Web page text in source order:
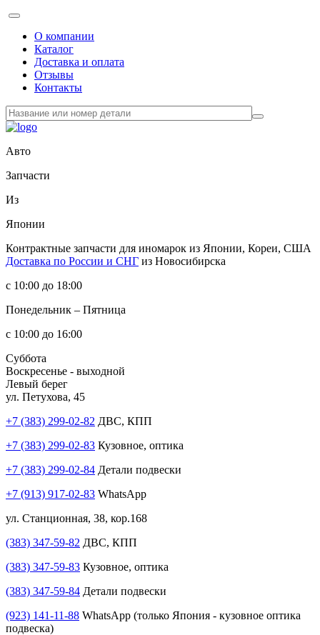
О компании
Каталог
Доставка и оплата
Отзывы
Контакты
Авто
Запчасти
Из
Японии
Контрактные запчасти для иномарок из Японии, Кореи, США
Доставка по России и СНГ из Новосибирска
с 10:00 до 18:00
Понедельник – Пятница
с 10:00 до 16:00
Суббота
Воскресенье - выходной
Левый берег
ул. Петухова, 45
+7 (383) 299-02-82 ДВС, КПП
+7 (383) 299-02-83 Кузовное, оптика
+7 (383) 299-02-84 Детали подвески
+7 (913) 917-02-83 WhatsApp
ул. Станционная, 38, кор.168
(383) 347-59-82 ДВС, КПП
(383) 347-59-83 Кузовное, оптика
(383) 347-59-84 Детали подвески
(923) 141-11-88 WhatsApp (только Япония - кузовное оптика
подвеска)